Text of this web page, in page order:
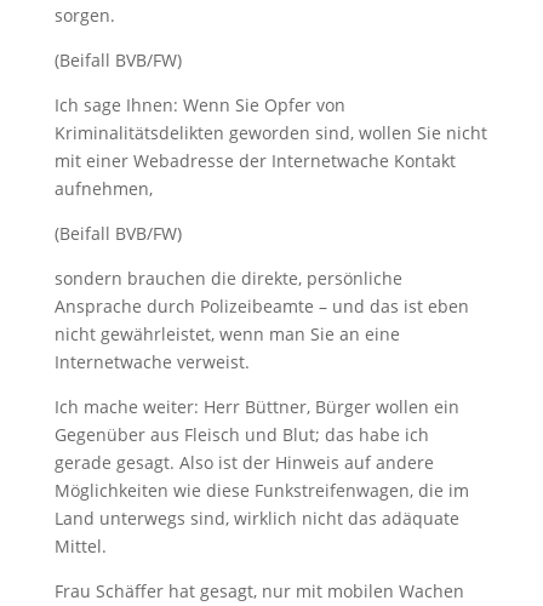
sorgen.
(Beifall BVB/FW)
Ich sage Ihnen: Wenn Sie Opfer von
Kriminalitätsdelikten geworden sind, wollen Sie nicht
mit einer Webadresse der Internetwache Kontakt
aufnehmen,
(Beifall BVB/FW)
sondern brauchen die direkte, persönliche
Ansprache durch Polizeibeamte – und das ist eben
nicht gewährleistet, wenn man Sie an eine
Internetwache verweist.
Ich mache weiter: Herr Büttner, Bürger wollen ein
Gegenüber aus Fleisch und Blut; das habe ich
gerade gesagt. Also ist der Hinweis auf andere
Möglichkeiten wie diese Funkstreifenwagen, die im
Land unterwegs sind, wirklich nicht das adäquate
Mittel.
Frau Schäffer hat gesagt, nur mit mobilen Wachen